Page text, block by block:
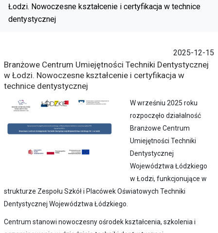
Łodzi. Nowoczesne kształcenie i certyfikacja w technice
dentystycznej
2025-12-15
Branżowe Centrum Umiejętności Techniki Dentystycznej
w Łodzi. Nowoczesne kształcenie i certyfikacja w
technice dentystycznej
W wrześniu 2025 roku
rozpoczęło działalność
Branżowe Centrum
Umiejętności Techniki
Dentystycznej
Województwa Łódzkiego
w Łodzi, funkcjonujące w
strukturze Zespołu Szkół i Placówek Oświatowych Techniki
Dentystycznej Województwa Łódzkiego.
Centrum stanowi nowoczesny ośrodek kształcenia, szkolenia i